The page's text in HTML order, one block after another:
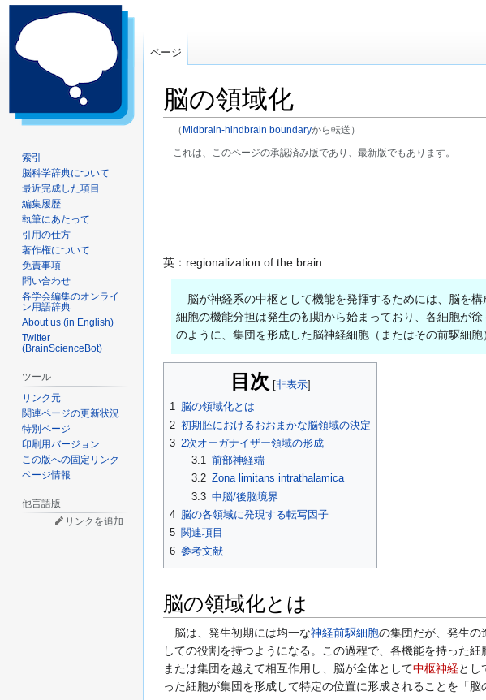
脳の領域化
（ Midbrain-hindbrain boundaryから転送）
これは、このページの承認済み版であり、最新版でもあります。
ョ
英：regionalization of the brain
脳が神経系の中枢として機能を発揮するためには、脳を
細胞の機能分担は発生の初期から始まっており、各細胞が
のように、集団を形成した脳神経細胞（またはその前駆細
目次
1 脳の領域化とは
2 初期胚におけるおおまかな脳領域の決定
3 2次オーガナイザー領域の形成
3.1 前部神経端
3.2 Zona limitans intrathalamica
3.3 中脳/後脳境界
4 脳の各領域に発現する転写因子
5 関連項目
6 参考文献
脳の領域化とは
脳は、発生初期には均一な神経前駆細胞の集団だが、発生の
しての役割を持つようになる。この過程で、各機能を持った
または集団を越えて相互作用し、脳が全体として中枢神経とし
った細胞が集団を形成して特定の位置に形成されることを「脳
ページ
索引
脳科学辞典について
最近完成した項目
編集履歴
執筆にあたって
引用の仕方
著作権について
免責事項
問い合わせ
各学会編集のオンライ
ン用語辞典
About us (in English)
Twitter
(BrainScienceBot)
ツール
リンク元
関連ページの更新状況
特別ページ
印刷用バージョン
この版への固定リンク
ページ情報
他言語版
リンクを追加